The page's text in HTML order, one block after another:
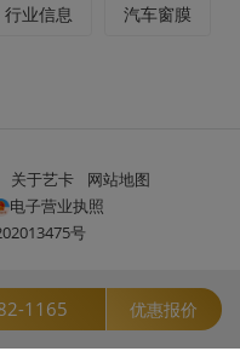
行业信息 汽车窗膜
关于艺卡
网站地图
电子营业执照
号
1165 优惠报价